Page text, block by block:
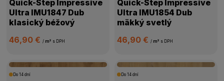
Quick-Step Impressive
Ultra IMU1847 Dub
klasický béžový
46,90 €/ m² s DPH
Quick-Step Impressive
Ultra IMU1854 Dub
mäkký svetlý
46,90 € / m² s DPH
Do 14 dní Do 14 dní